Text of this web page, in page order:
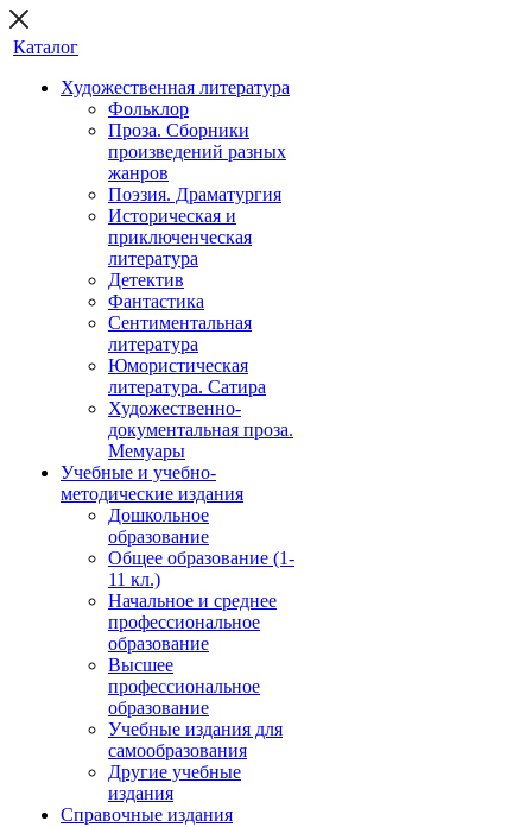
Каталог
Художественная литература
Фольклор
Проза. Сборники
произведений разных
жанров
Поэзия. Драматургия
Историческая и
приключенческая
литература
Детектив
Фантастика
Сентиментальная
литература
Юмористическая
литература. Сатира
Художественно-
документальная проза.
Мемуары
Учебные и учебно-
методические издания
Дошкольное
образование
Общее образование (1-
11 кл.)
Начальное и среднее
профессиональное
образование
Высшее
профессиональное
образование
Учебные издания для
самообразования
Другие учебные
издания
Справочные издания